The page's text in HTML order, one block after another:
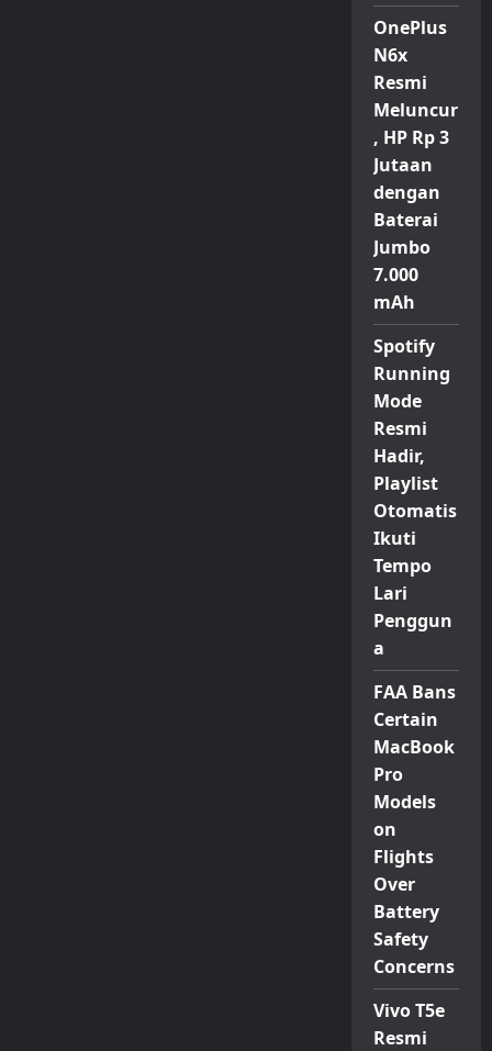
OnePlus
N6x
Resmi
Meluncur
, HP Rp 3
Jutaan
dengan
Baterai
Jumbo
7.000
mAh
Spotify
Running
Mode
Resmi
Hadir,
Playlist
Otomatis
Ikuti
Tempo
Lari
Penggun
a
FAA Bans
Certain
MacBook
Pro
Models
on
Flights
Over
Battery
Safety
Concerns
Vivo T5e
Resmi